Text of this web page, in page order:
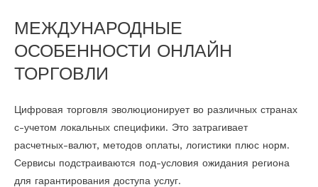
МЕЖДУНАРОДНЫЕ
ОСОБЕННОСТИ ОНЛАЙН
ТОРГОВЛИ
Цифровая торговля эволюционирует во различных странах
с-учетом локальных специфики. Это затрагивает
расчетных-валют, методов оплаты, логистики плюс норм.
Сервисы подстраиваются под-условия ожидания региона
для гарантирования доступа услуг.